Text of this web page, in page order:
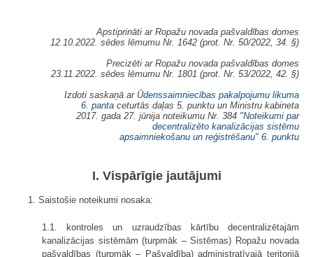
Apstiprināti ar Ropažu novada pašvaldības domes
12.10.2022. sēdes lēmumu Nr. 1642 (prot. Nr. 50/2022, 34. §)
Precizēti ar Ropažu novada pašvaldības domes
23.11.2022. sēdes lēmumu Nr. 1801 (prot. Nr. 53/2022, 42. §)
Izdoti saskaņā ar Ūdenssaimniecības pakalpojumu likuma
6. panta ceturtās daļas 5. punktu un Ministru kabineta
2017. gada 27. jūnija noteikumu Nr. 384 "Noteikumi par
decentralizēto kanalizācijas sistēmu
apsaimniekošanu un reģistrēšanu" 6. punktu
I. Vispārīgie jautājumi
1. Saistošie noteikumi nosaka:
1.1. kontroles un uzraudzības kārtību decentralizētajām
kanalizācijas sistēmām (turpmāk – Sistēmas) Ropažu novada
pašvaldības (turpmāk – Pašvaldība) administratīvajā teritorijā